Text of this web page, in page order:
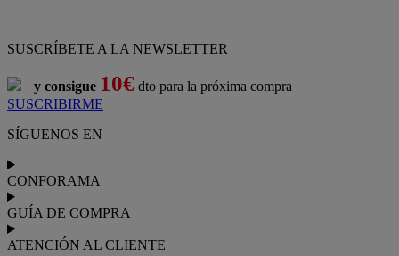
SUSCRÍBETE A LA NEWSLETTER
y consigue 10€ dto para la próxima compra
SUSCRIBIRME
SÍGUENOS EN
CONFORAMA
GUÍA DE COMPRA
ATENCIÓN AL CLIENTE